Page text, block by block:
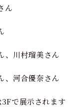
ん
、川村瑠美さん
河合優奈さん
で展示されます